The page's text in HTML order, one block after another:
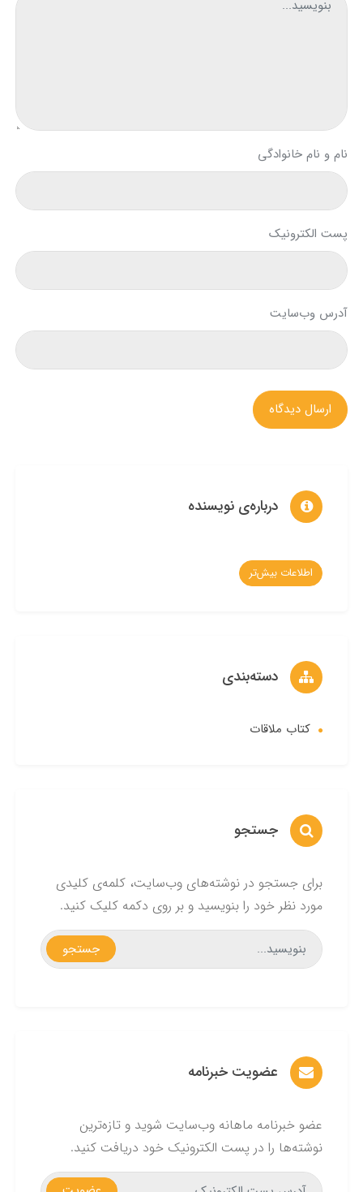
نام و نام خانوادگی
پست الکترونیک
آدرس وب‌سایت
ارسال دیدگاه
درباره‌ی نویسنده
اطلاعات بیش‌تر
دسته‌بندی
کتاب ملاقات
جستجو
برای جستجو در نوشته‌های وب‌سایت، کلمه‌ی کلیدی
مورد نظر خود را بنویسید و بر روی دکمه کلیک کنید.
جستجو
عضویت خبرنامه
عضو خبرنامه ماهانه وب‌سایت شوید و تازه‌ترین
نوشته‌ها را در پست الکترونیک خود دریافت کنید.